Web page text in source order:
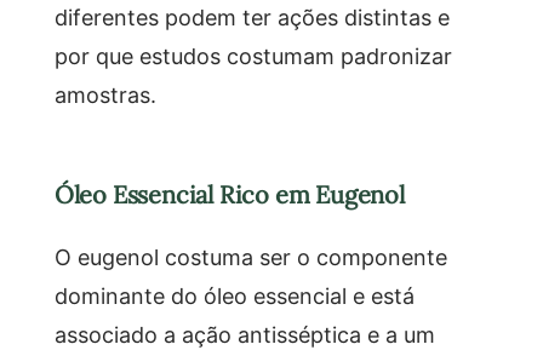
diferentes podem ter ações distintas e
por que estudos costumam padronizar
amostras.
Óleo Essencial Rico em Eugenol
O eugenol costuma ser o componente
dominante do óleo essencial e está
associado a ação antisséptica e a um